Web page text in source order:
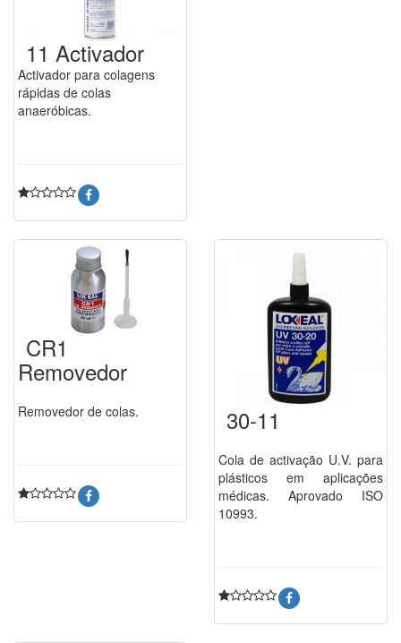
11 Activador
Activador para colagens
rápidas de colas
anaeróbicas.
CR1
Removedor
Removedor de colas. 30-11
Cola de activação U.V. para
plásticos em aplicações
médicas. Aprovado ISO
10993.